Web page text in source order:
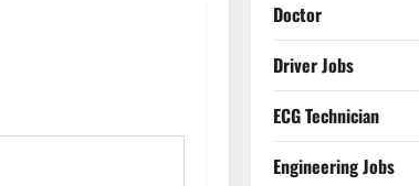
Doctor
Driver Jobs
ECG Technician
Engineering Jobs